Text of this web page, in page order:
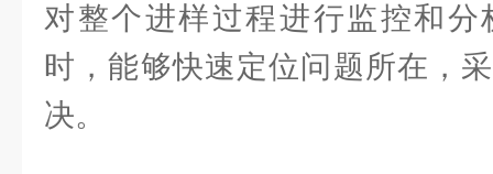
对整个进样过程进行监控和
时，能够快速定位问题所在，
决。